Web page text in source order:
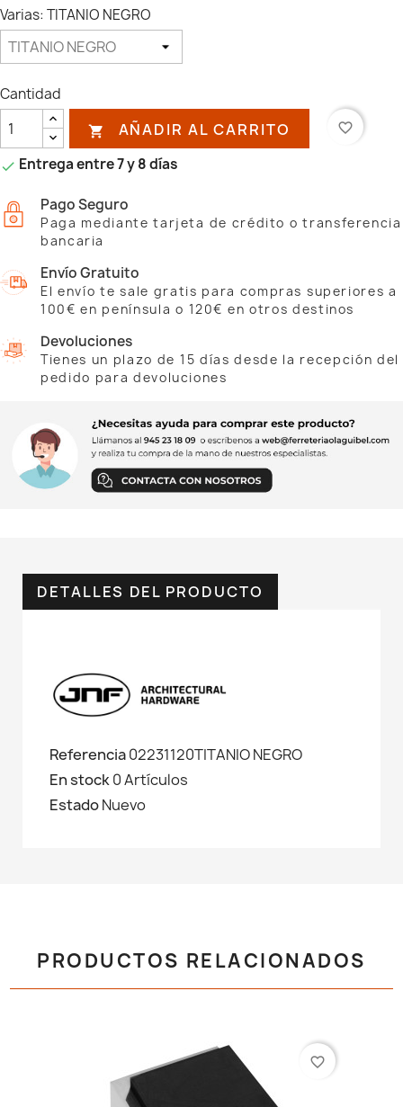
Varias: TITANIO NEGRO
Cantidad
 AÑADIR AL CARRITO favorite_border
 Entrega entre 7 y 8 días
Pago Seguro
Paga mediante tarjeta de crédito o transferencia
bancaria
Envío Gratuito
El envío te sale gratis para compras superiores a
100€ en península o 120€ en otros destinos
Devoluciones
Tienes un plazo de 15 días desde la recepción del
pedido para devoluciones
DETALLES DEL PRODUCTO
Referencia02231120TITANIO NEGRO
En stock0 Artículos
EstadoNuevo
PRODUCTOS RELACIONADOS
favorite_border